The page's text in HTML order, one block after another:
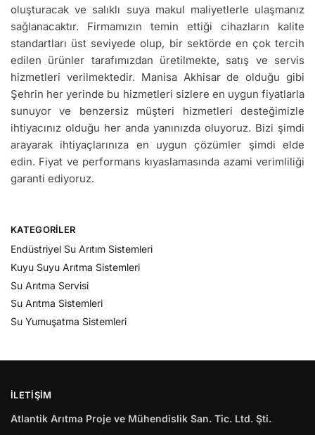
oluşturacak ve salıklı suya makul maliyetlerle ulaşmanız
sağlanacaktır. Firmamızın temin ettiği cihazların kalite
standartları üst seviyede olup, bir sektörde en çok tercih
edilen ürünler tarafımızdan üretilmekte, satış ve servis
hizmetleri verilmektedir. Manisa Akhisar de olduğu gibi
Şehrin her yerinde bu hizmetleri sizlere en uygun fiyatlarla
sunuyor ve benzersiz müşteri hizmetleri desteğimizle
ihtiyacınız olduğu her anda yanınızda oluyoruz. Bizi şimdi
arayarak ihtiyaçlarınıza en uygun çözümler şimdi elde
edin. Fiyat ve performans kıyaslamasında azami verimliliği
garanti ediyoruz.
KATEGORILER
Endüstriyel Su Arıtım Sistemleri
Kuyu Suyu Arıtma Sistemleri
Su Arıtma Servisi
Su Arıtma Sistemleri
Su Yumuşatma Sistemleri
İLETIŞIM
Atlantik Arıtma Proje ve Mühendislik San. Tic. Ltd. Şti.